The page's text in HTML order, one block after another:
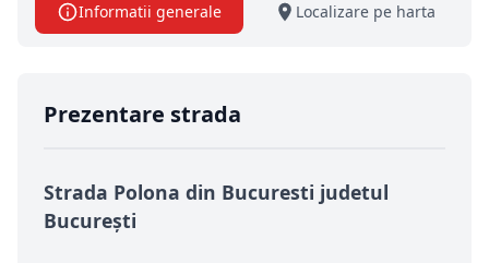
Informatii generale Localizare pe harta
Prezentare strada
Strada Polona din Bucuresti judetul
București